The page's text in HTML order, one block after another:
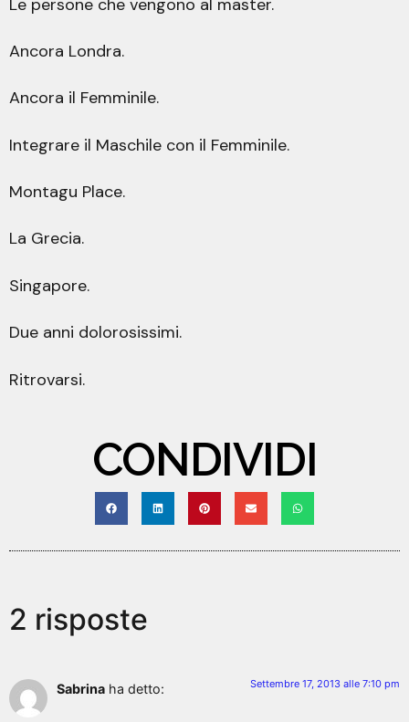
Ancora Londra.
Ancora il Femminile.
Integrare il Maschile con il Femminile.
Montagu Place.
La Grecia.
Singapore.
Due anni dolorosissimi.
Ritrovarsi.
CONDIVIDI
2 risposte
Sabrina ha detto: Settembre 17, 2013 alle 7:10 pm